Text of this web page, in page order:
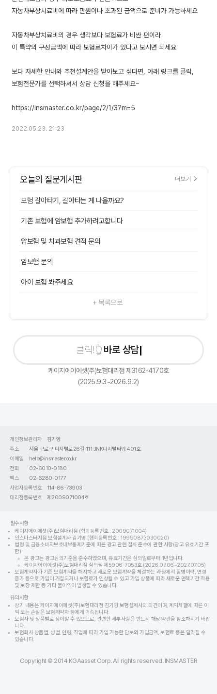
자동차부상치료비에 따라 만원이나 초과된 금액으로 준비가 가능하세요
자동차부상치료비의 경우 생각보다 보험료가 비싼 편이라
이 특약의 구성금액에 따라 보험료차이가 있다고 보시면 되세요
보다 자세한 안내와 추천설계안을 받아보고 싶다면, 아래 링크를 클릭,
보험전문가를 선택하셔서 상담 신청을 해주세요~
2022.05.23. 21:23
오늘의 질문게시판 더보기
보험 갈아타기, 갈아타는 게 나을까요?
기존 보험에 암보험 추가하려고합니다
암보험 및 치과보험 견적 문의
암보험 문의
아이 보험 봐주세요
+ 목록으로
바로 상담신
케이지에이에셋(주)보험대리점 제3162-4170호
(2025.9.3~2026.9.2)
개인정보관리자
김기영
주소
서울 구로구 디지털로26길 111 JNK디지털타워 401호
이메일
help@insmaster.co.kr
전화
02-6010-0180
팩스
02-6280-0177
사업자등록번호
114-86-73903
대리점등록번호
제2009071004호
필수사항
케이지에이에셋(주)보험대리점 (협회등록번호 : 2009071004)
인스마스터지점 보험설계사 김기영 (협회등록번호 : 19990873030020)
법령 및 금융소비자보호내부통제기준에 따른 광고 관련 절차 준수에 관한 사항(광고 유효기간 포
함)
본 광고는 광고심의기준을 준수하였으며, 유효기간은 심의일로부터 1년입니다.
케이지에이에셋(주)보험대리점 심의필 제5906-7053호 (2026.07.06~2027.07.05)
보험계약자가 기존 보험계약을 해지하고 새로운 보험계약을 체결하는 과정에서 질병이력, 연령
증가 등으로 가입이 거절되거나 보험료가 인상될 수 있고 가입 상품에 따라 새로운 면책기간 적용
및 보장 제한 등 기타 불이익이 발생할 수 있습니다.
유의사항
상기 내용은 케이지에이에셋(주)보험대리점 김기영 보험설계사의 의견이며, 계약체결에 따른 이
익 또는 손실은 보험계약자 등에게 귀속됩니다.
보험사 및 상품별로 상이할 수 있으므로, 관련한 세부사항은 반드시 해당 약관을 참조하시기 바랍
니다.
보험회사 상품별, 성별, 연령, 직업에 따라 가입 가능한 담보와 가입금액, 보험료 등은 달라질 수
있습니다.
Copyright © 2014 KGAasset Corp. All rights reserved. INSMASTER